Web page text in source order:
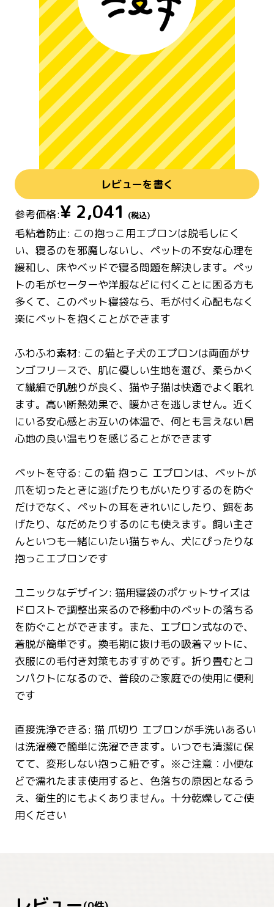
レビューを書く
参考価格:¥ 2,041 (税込)
毛粘着防止: この抱っこ用エプロンは脱毛しにく
い、寝るのを邪魔しないし、ペットの不安な心理を
緩和し、床やベッドで寝る問題を解決します。ペッ
トの毛がセーターや洋服などに付くことに困る方も
多くて、このペット寝袋なら、毛が付く心配もなく
楽にペットを抱くことができます
ふわふわ素材: この猫と子犬のエプロンは両面がサ
ンゴフリースで、肌に優しい生地を選び、柔らかく
て繊細で肌触りが良く、猫や子猫は快適でよく眠れ
ます。高い断熱効果で、暖かさを逃しません。近く
にいる安心感とお互いの体温で、何とも言えない居
心地の良い温もりを感じることができます
ペットを守る: この猫 抱っこ エプロンは、ペットが
爪を切ったときに逃げたりもがいたりするのを防ぐ
だけでなく、ペットの耳をきれいにしたり、餌をあ
げたり、なだめたりするのにも使えます。飼い主さ
んといつも一緒にいたい猫ちゃん、犬にぴったりな
抱っこエプロンです
ユニックなデザイン: 猫用寝袋のポケットサイズは
ドロストで調整出来るので移動中のペットの落ちる
を防ぐことができます。また、エプロン式なので、
着脱が簡単です。換毛期に抜け毛の吸着マットに、
衣服にの毛付き対策もおすすめです。折り畳むとコ
ンパクトになるので、普段のご家庭での使用に便利
です
直接洗浄できる: 猫 爪切り エプロンが手洗いあるい
は洗濯機で簡単に洗濯できます。いつでも清潔に保
てて、変形しない抱っこ紐です。※ご注意：小便な
どで濡れたまま使用すると、色落ちの原因となるう
え、衛生的にもよくありません。十分乾燥してご使
用ください